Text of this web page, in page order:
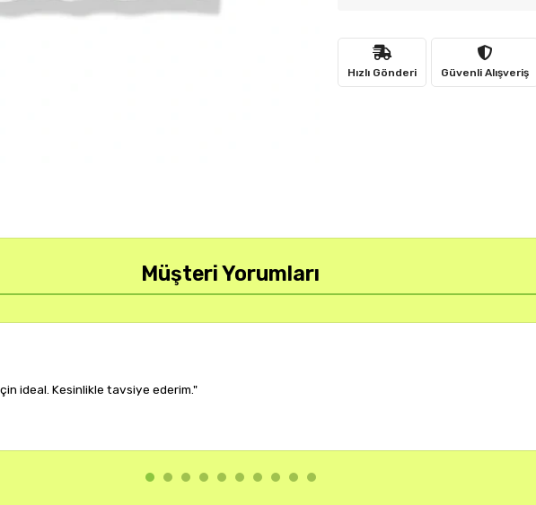
Hızlı Gönderi Güvenli Alışveriş
Müşteri Yorumları
"Rengi ve kalıbı harika. Her kombinime uyum sağlıyor, çok memnun kaldım."